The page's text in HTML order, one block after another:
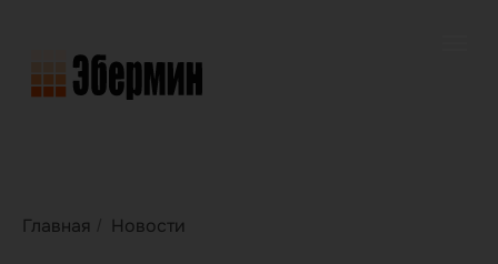
Главная Новости